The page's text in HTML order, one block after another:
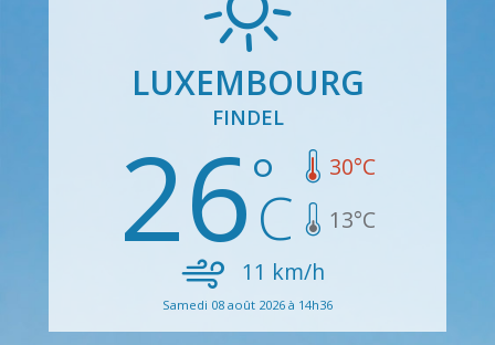
LUXEMBOURG
FINDEL
26 30°C
13°C
11 km/h
Samedi 08 août 2026 à 14h36